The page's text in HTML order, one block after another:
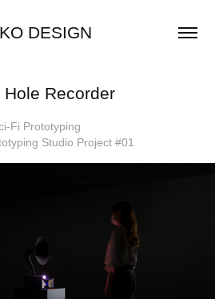
DESIGN
Hole Recorder
Fi Prototyping
Studio Project #01